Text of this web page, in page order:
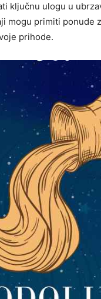
ključnu ulogu u
mogu primiti ponude
prihode.